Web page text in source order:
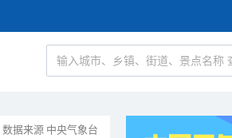
数据来源 中央气象台